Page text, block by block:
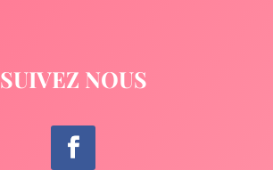
SUIVEZ NOUS